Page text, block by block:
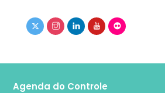
Agenda do Controle